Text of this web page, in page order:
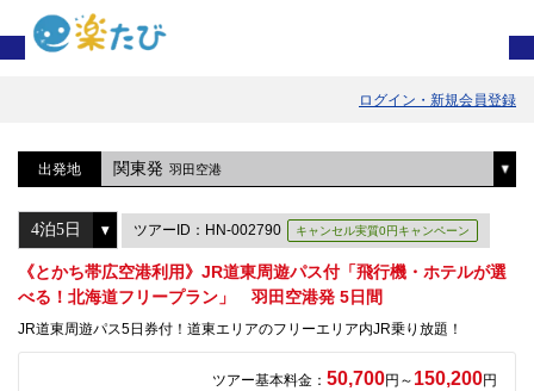
ログイン・新規会員登録
出発地 関東発 羽田空港
ツアーID：HN-002790 キャンセル実質0円キャンペーン
《とかち帯広空港利用》JR道東周遊パス付「飛行機・ホテルが選
べる！北海道フリープラン」 羽田空港発 5日間
JR道東周遊パス5日券付！道東エリアのフリーエリア内JR乗り放題！
ツアー基本料金： 50,700円～ 150,200円